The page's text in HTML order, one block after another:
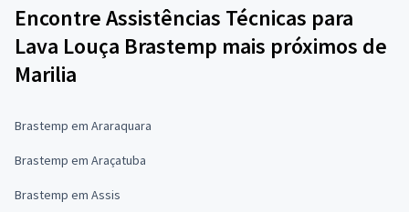
Encontre Assistências Técnicas para
Lava Louça Brastemp mais próximos de
Marilia
Brastemp em Araraquara
Brastemp em Araçatuba
Brastemp em Assis